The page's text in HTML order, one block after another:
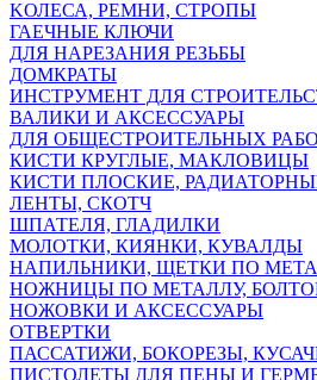
KОЛЕСА, РЕМНИ, СТРОПЫ
ГАЕЧНЫЕ КЛЮЧИ
ДЛЯ НАРЕЗАНИЯ РЕЗЬБЫ
ДОМКРАТЫ
ИНСТРУМЕНТ ДЛЯ
ВАЛИКИ И АКСЕССУАРЫ
ДЛЯ ОБЩЕСТРОИТЕЛЬНЫХ
КИСТИ КРУГЛЫЕ, МАКЛОВИЦЫ
КИСТИ ПЛОСКИЕ,
ЛЕНТЫ, СКОТЧ
ШПАТЕЛЯ, ГЛАДИЛКИ
МОЛОТКИ, КИЯНКИ, КУВАЛДЫ
НАПИЛЬНИКИ, ЩЕТКИ ПО
НОЖНИЦЫ ПО МЕТАЛЛУ,
НОЖОВКИ И АКСЕССУАРЫ
ОТВЕРТКИ
ПАССАТИЖИ, БОКОРЕЗЫ,
ПИСТОЛЕТЫ ДЛЯ ПЕНЫ И